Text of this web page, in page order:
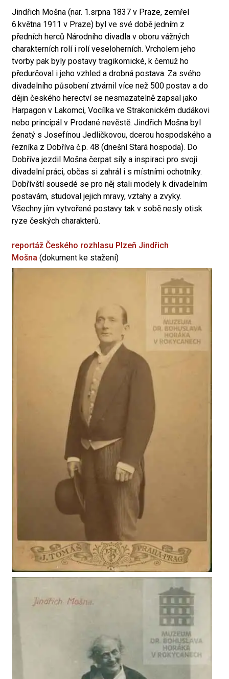
Jindřich Mošna (nar. 1.srpna 1837 v Praze, zemřel
6.května 1911 v Praze) byl ve své době jedním z
předních herců Národního divadla v oboru vážných
charakterních rolí i rolí veseloherních. Vrcholem jeho
tvorby pak byly postavy tragikomické, k čemuž ho
předurčoval i jeho vzhled a drobná postava. Za svého
divadelního působení ztvárnil více než 500 postav a do
dějin českého herectví se nesmazatelně zapsal jako
Harpagon v Lakomci, Vocílka ve Strakonickém dudákovi
nebo principál v Prodané nevěstě. Jindřich Mošna byl
ženatý s Josefínou Jedličkovou, dcerou hospodského a
řezníka z Dobříva č.p. 48 (dnešní Stará hospoda). Do
Dobříva jezdil Mošna čerpat síly a inspiraci pro svoji
divadelní práci, občas si zahrál i s místními ochotníky.
Dobřívští sousedé se pro něj stali modely k divadelním
postavám, studoval jejich mravy, vztahy a zvyky.
Všechny jím vytvořené postavy tak v sobě nesly otisk
ryze českých charakterů.
reportáž Českého rozhlasu Plzeň Jindřich
Mošna (dokument ke stažení)